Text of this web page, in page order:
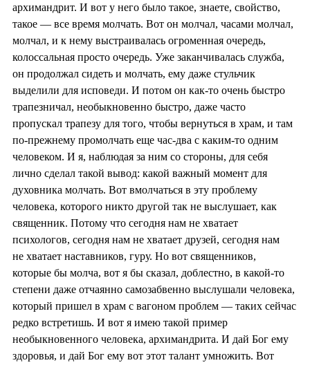
архимандрит. И вот у него было такое, знаете, свойство,
такое — все время молчать. Вот он молчал, часами молчал,
молчал, и к нему выстраивалась огроменная очередь,
колоссальная просто очередь. Уже заканчивалась служба,
он продолжал сидеть и молчать, ему даже стульчик
выделили для исповеди. И потом он как-то очень быстро
трапезничал, необыкновенно быстро, даже часто
пропускал трапезу для того, чтобы вернуться в храм, и там
по-прежнему промолчать еще час-два с каким-то одним
человеком. И я, наблюдая за ним со стороны, для себя
лично сделал такой вывод: какой важный момент для
духовника молчать. Вот вмолчаться в эту проблему
человека, которого никто другой так не выслушает, как
священник. Потому что сегодня нам не хватает
психологов, сегодня нам не хватает друзей, сегодня нам
не хватает наставников, гуру. Но вот священников,
которые бы молча, вот я бы сказал, доблестно, в какой-то
степени даже отчаянно самозабвенно выслушали человека,
который пришел в храм с вагоном проблем — таких сейчас
редко встретишь. И вот я имею такой пример
необыкновенного человека, архимандрита. И дай Бог ему
здоровья, и дай Бог ему вот этот талант умножить. Вот